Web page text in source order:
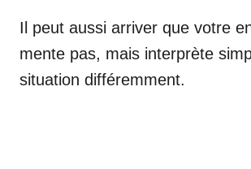
Il peut aussi arriver que votre
mente pas, mais interprète
situation différemment.